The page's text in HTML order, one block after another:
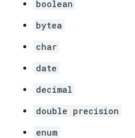
boolean
bytea
char
date
decimal
double precision
enum